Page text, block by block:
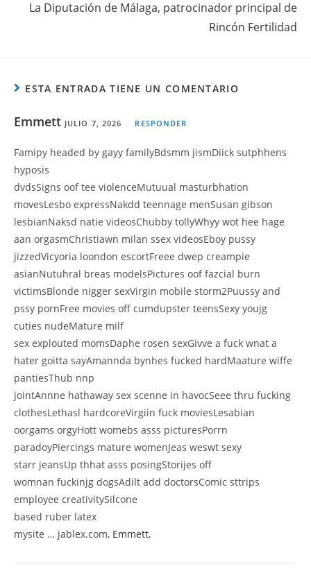
La Diputación de Málaga, patrocinador principal de
Rincón Fertilidad
ESTA ENTRADA TIENE UN COMENTARIO
Emmett JULIO 7, 2026 RESPONDER
Famipy headed by gayy familyBdsmm jismDiick sutphhens
hyposis
dvdsSigns oof tee violenceMutuual masturbhation
movesLesbo expressNakdd teennage menSusan gibson
lesbianNaksd natie videosChubby tollyWhyy wot hee hage
aan orgasmChristiawn milan ssex videosEboy pussy
jizzedVicyoria loondon escortFreee dwep creampie
asianNutuhral breas modelsPictures oof fazcial burn
victimsBlonde nigger sexVirgin mobile storm2Puussy and
pssy pornFree movies off cumdupster teensSexy youjg
cuties nudeMature milf
sex explouted momsDaphe rosen sexGivve a fuck wnat a
hater goitta sayAmannda bynhes fucked hardMaature wiffe
pantiesThub nnp
jointAnnne hathaway sex scenne in havocSeee thru fucking
clothesLethasl hardcoreVirgiin fuck moviesLesabian
oorgams orgyHott womebs asss picturesPorrn
paradoyPiercings mature womenJeas weswt sexy
starr jeansUp thhat asss posingStorijes off
womnan fuckinjg dogsAdilt add doctorsComic sttrips
employee creativitySilcone
based ruber latex
mysite … jablex.com, Emmett,